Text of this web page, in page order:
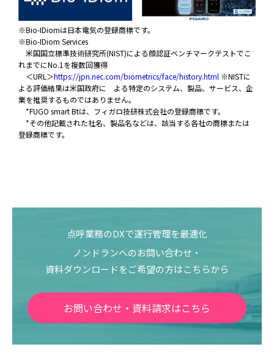
※Bio-IDiomは日本電気の登録商標です。
※Bio-IDiom Services
米国国立標準技術研究所(NIST)による顔認証ベンチマークテストでこ
れまでにNo.1を複数回獲得
＜URL＞https://jpn.nec.com/biometrics/face/history.html ※NISTに
よる評価結果は米国政府に
よる特定のシステム、製品、サービス、企
業を推奨するものではありません。
*FUGO smart Btは、フィガロ技研株式会社の登録商標です。
*その他記載された社名、製品名などは、該当する各社の商標または
登録商標です。
点呼業務のDXで運行管理を最適化
ノンドランへのお問い合わせ・
資料ダウンロードをご希望の方はこちらから
お問い合わせ・資料請求はこちら